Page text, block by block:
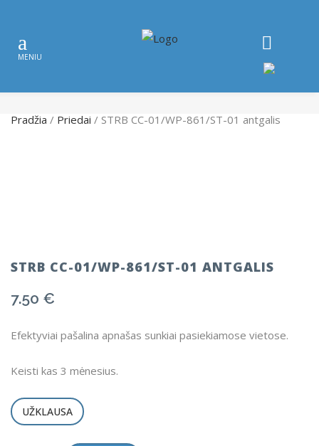
Pradžia / Priedai / STRB CC-01/WP-861/ST-01 antgalis
STRB CC-01/WP-861/ST-01 ANTGALIS
7.50 €
Efektyviai pašalina apnašas sunkiai pasiekiamose vietose.
Keisti kas 3 mėnesius.
UŽKLAUSA